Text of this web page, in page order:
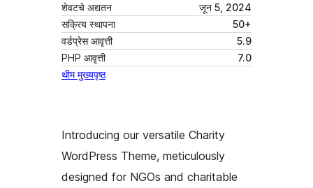
शेवटचे अद्यतन
जून 5, 2024
सक्रिय स्थापना
50+
वर्डप्रेस आवृत्ती
5.9
PHP आवृत्ती
7.0
थीम मुख्यपृष्ठ
Introducing our versatile Charity
WordPress Theme, meticulously
designed for NGOs and charitable